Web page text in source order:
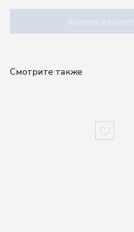
Добавить в корзину
Смотрите также